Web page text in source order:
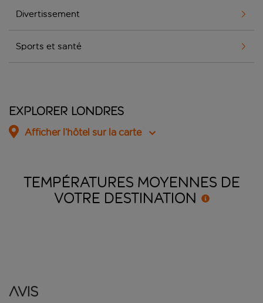
Divertissement
Sports et santé
Explorer Londres
Afficher l’hôtel sur la carte
TEMPÉRATURES MOYENNES DE
VOTRE DESTINATION
Avis